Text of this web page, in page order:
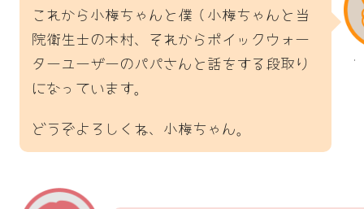
これから小梅ちゃんと僕（小梅ちゃんと当
院衛生士の木村、それからポイックウォー
ターユーザーのパパさんと話をする段取り
になっています。
どうぞよろしくね、小梅ちゃん。